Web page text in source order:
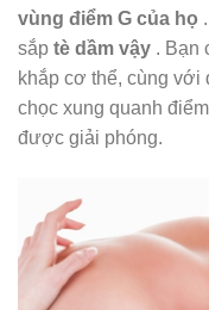
vùng điểm G của họ
sắp tè dầm vậy . Bạn
khắp cơ thể, cùng với
chọc xung quanh
được giải phóng.